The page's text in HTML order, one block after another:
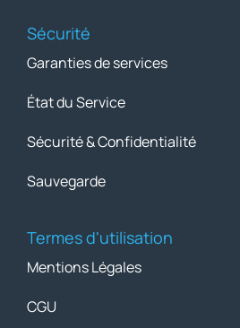
Sécurité
Garanties de services
État du Service
Sécurité & Confidentialité
Sauvegarde
Termes d'utilisation
Mentions Légales
CGU